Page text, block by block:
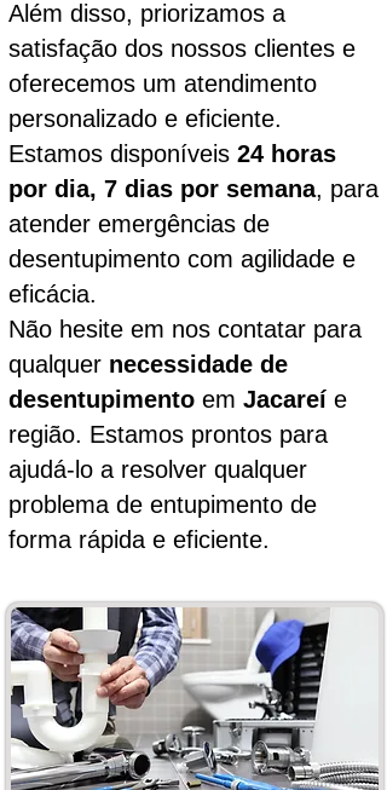
Além disso, priorizamos a
satisfação dos nossos clientes e
oferecemos um atendimento
personalizado e eficiente.
Estamos disponíveis 24 horas
por dia, 7 dias por semana, para
atender emergências de
desentupimento com agilidade e
eficácia.
Não hesite em nos contatar para
qualquer necessidade de
desentupimento em Jacareí e
região. Estamos prontos para
ajudá-lo a resolver qualquer
problema de entupimento de
forma rápida e eficiente.